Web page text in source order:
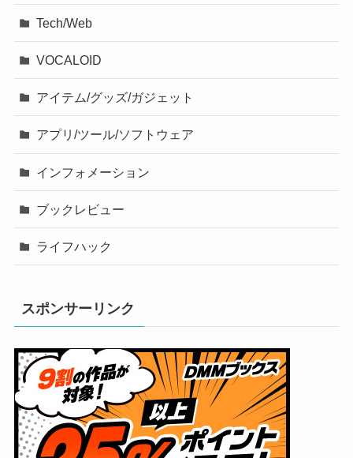
Tech/Web
VOCALOID
アイテム/グッズ/ガジェット
アプリ/ツール/ソフトウェア
インフォメーション
ブックレビュー
ライフハック
スポンサーリンク